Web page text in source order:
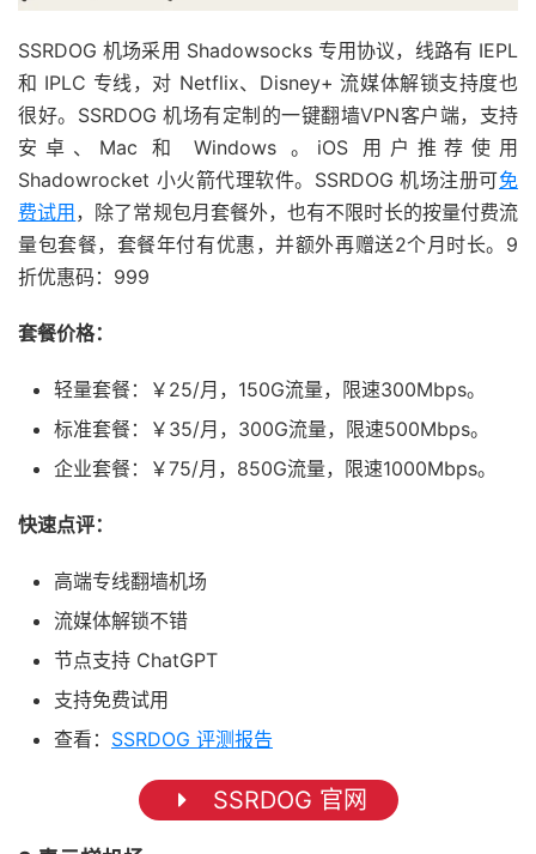
SSRDOG 机场采用 Shadowsocks 专用协议，线路有 IEPL
和 IPLC 专线，对 Netflix、Disney+ 流媒体解锁支持度也
很好。SSRDOG 机场有定制的一键翻墙VPN客户端，支持
安卓、Mac 和 Windows 。iOS 用户推荐使用
Shadowrocket 小火箭代理软件。SSRDOG 机场注册可免
费试用，除了常规包月套餐外，也有不限时长的按量付费流
量包套餐，套餐年付有优惠，并额外再赠送2个月时长。9
折优惠码：999
套餐价格：
轻量套餐：￥25/月，150G流量，限速300Mbps。
标准套餐：￥35/月，300G流量，限速500Mbps。
企业套餐：￥75/月，850G流量，限速1000Mbps。
快速点评：
高端专线翻墙机场
流媒体解锁不错
节点支持 ChatGPT
支持免费试用
查看： SSRDOG 评测报告
SSRDOG 官网